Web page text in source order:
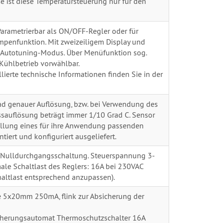
als ON/OFF-Regler oder für
Mit zweizeiligem Display und
Modus. Über Menüfunktion sog.
vorwählbar.
technische Informationen finden Sie in der
genauer Auflösung, bzw. bei Verwendung des
beträgt immer 1/10 Grad C. Sensor
eines für ihre Anwendung passenden
und konfiguriert ausgeliefert.
Steuerspannung 3-
Schaltlast des Reglers: 16A bei 230VAC
entsprechend anzupassen).
250mA, flink zur Absicherung der
Thermoschutzschalter 16A